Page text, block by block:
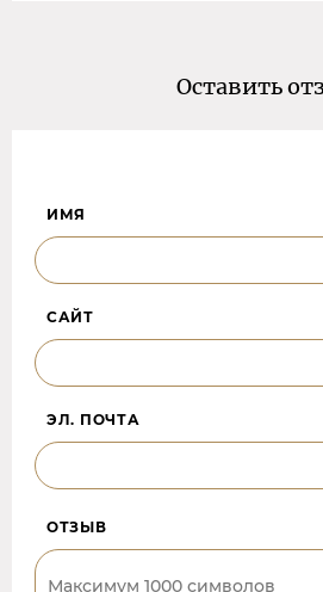
Оставить
ИМЯ
САЙТ
ЭЛ. ПОЧТА
ОТЗЫВ